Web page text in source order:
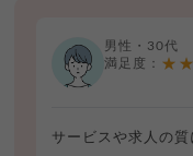
男性・30代
満足度：
サービスや求人の